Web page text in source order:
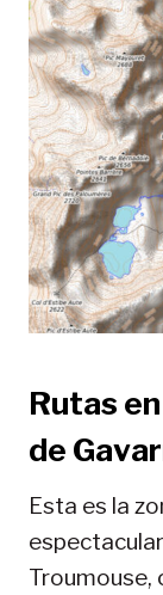
Rutas
de
Esta es la
Troumouse,